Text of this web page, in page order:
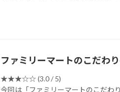
ファミリーマートのこだわ
★★★☆☆ (3.0 / 5)
今回は「ファミリーマートのこだわ